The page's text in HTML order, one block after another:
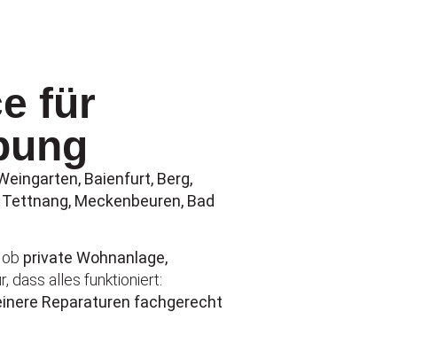
für
Baienfurt, Berg,
Meckenbeuren, Bad
private Wohnanlage,
dass alles funktioniert:
Reparaturen fachgerecht